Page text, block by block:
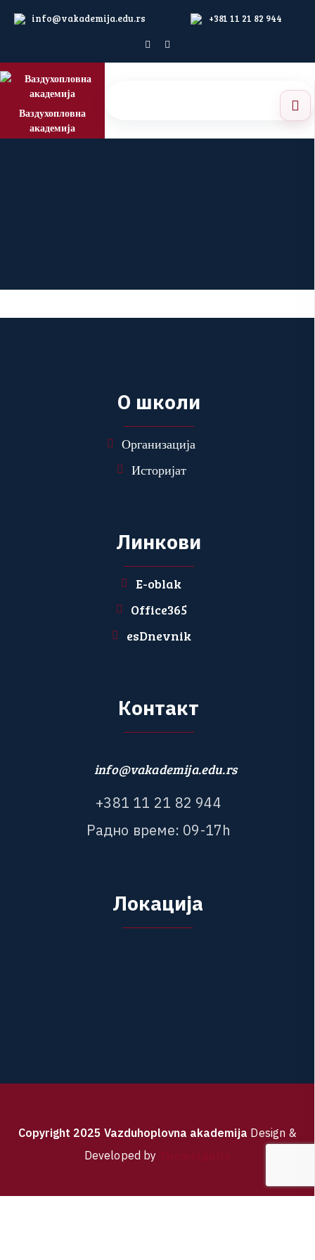
info@vakademija.edu.rs +381 11 21 82 944
Ваздухопловна
академија
О школи
Организација
Историјат
Линкови
E-oblak
Office365
esDnevnik
Контакт
info@vakademija.edu.rs
+381 11 21 82 944
Радно време: 09-17h
Локација
Copyright 2025 Vazduhoplovna akademija Design &
Developed by